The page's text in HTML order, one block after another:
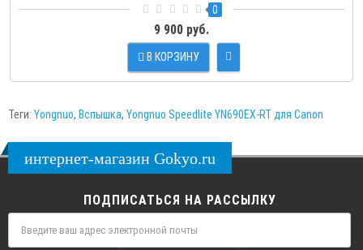
0
9 900 руб.
В КОРЗИНУ
Теги: Yongnuo, Вспышка, Yongnuo Speedlite YN690EX-RT для Canon
интернет-магазин Gokyo.ru
ПОДПИСАТЬСЯ НА РАССЫЛКУ